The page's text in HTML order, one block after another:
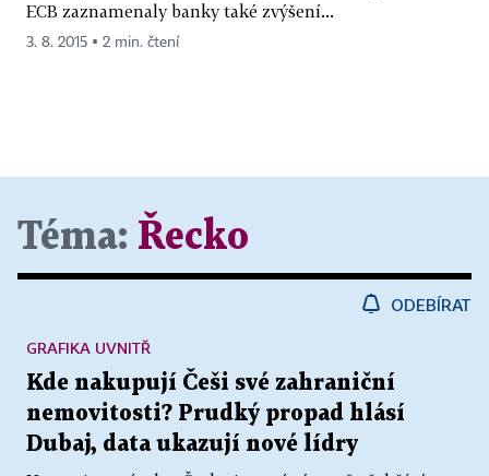
ECB zaznamenaly banky také zvýšení...
3. 8. 2015 ▪ 2 min. čtení
Téma: Řecko
ODEBÍRAT
Kde nakupují Češi své zahraniční
nemovitosti? Prudký propad hlásí
Dubaj, data ukazují nové lídry
GRAFIKA UVNITŘ